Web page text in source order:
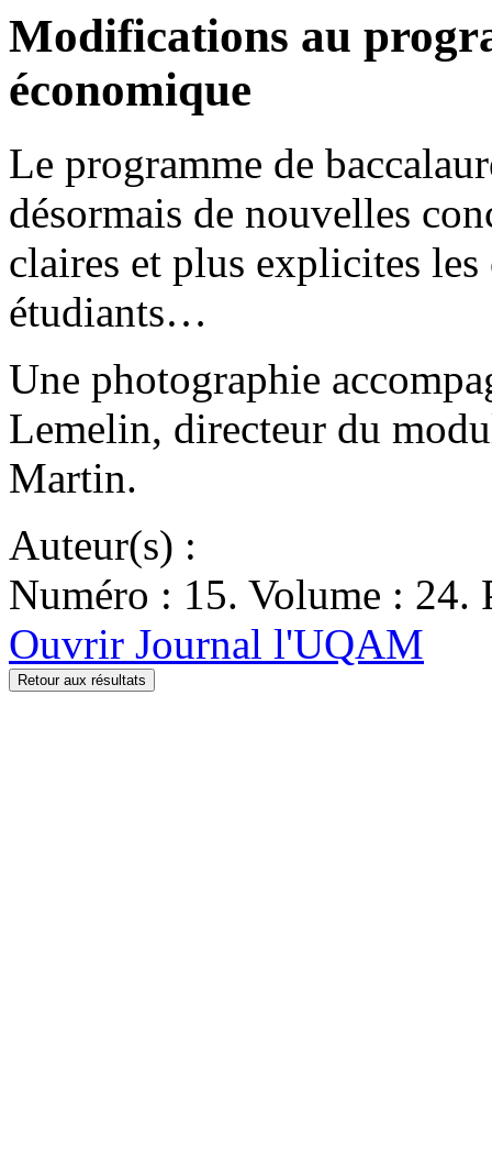
Modifications au
économique
Le programme de
désormais de nouvelles
claires et plus explicites
étudiants…
Une photographie
Lemelin, directeur du
Martin.
Auteur(s) :
Numéro : 15. Volume : 24.
Ouvrir Journal l'UQAM
Retour aux résultats